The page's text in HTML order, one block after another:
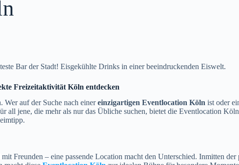
Bar der Stadt! Eisgekühlte Drinks in einer beeindruckenden Eiswelt.
Freizeitaktivität Köln entdecken
auf der Suche nach einereinzigartigen Eventlocation Köln ist oder
all jene, die mehr als nur das Übliche suchen, bietet die Eventlocation
Freunden – eine passende Location macht den Unterschied. Inmitten